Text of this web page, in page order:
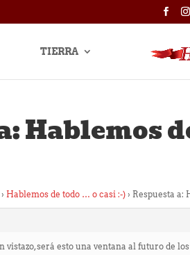
TIERRA
Hablemos
› Hablemos de todo … o casi :-) › Respuesta a:
vistazo, será esto una ventana al futuro de